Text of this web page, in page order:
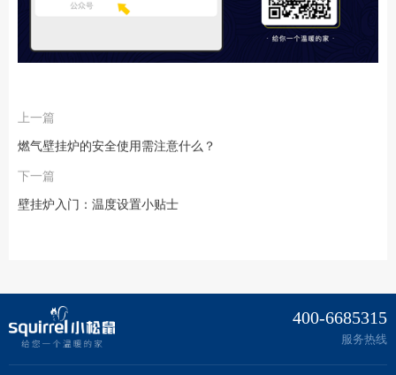
上一篇
燃气壁挂炉的安全使用需注意什么？
下一篇
壁挂炉入门：温度设置小贴士
400-6685315
服务热线